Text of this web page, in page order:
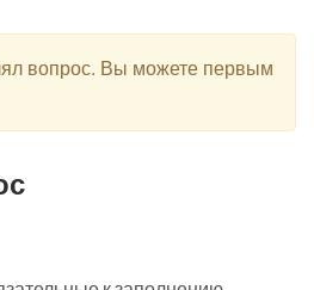
вопрос. Вы можете первым